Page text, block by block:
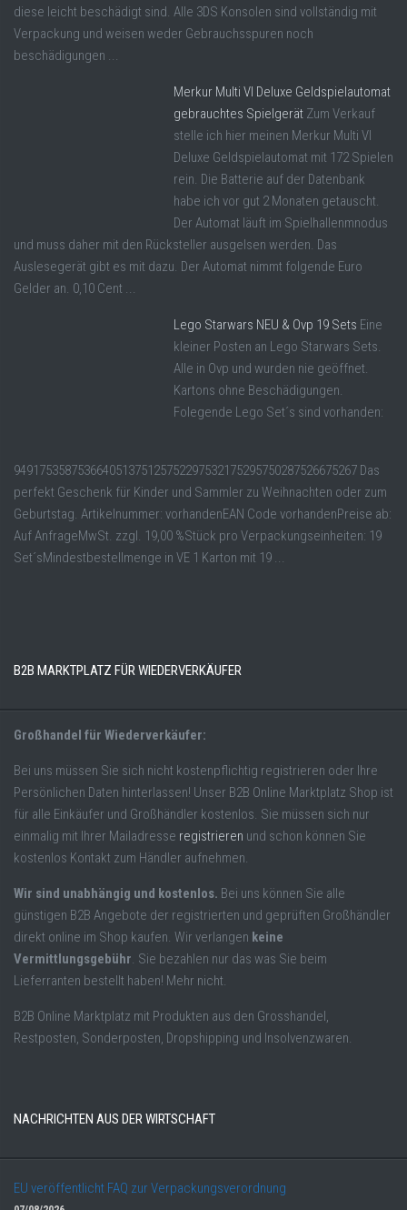
diese leicht beschädigt sind. Alle 3DS Konsolen sind vollständig mit
Verpackung und weisen weder Gebrauchsspuren noch
beschädigungen ...
Merkur Multi VI Deluxe Geldspielautomat
gebrauchtes Spielgerät Zum Verkauf
stelle ich hier meinen Merkur Multi VI
Deluxe Geldspielautomat mit 172 Spielen
rein. Die Batterie auf der Datenbank
habe ich vor gut 2 Monaten getauscht.
Der Automat läuft im Spielhallenmnodus
und muss daher mit den Rücksteller ausgelsen werden. Das
Auslesegerät gibt es mit dazu. Der Automat nimmt folgende Euro
Gelder an. 0,10 Cent ...
Lego Starwars NEU & Ovp 19 Sets Eine
kleiner Posten an Lego Starwars Sets.
Alle in Ovp und wurden nie geöffnet.
Kartons ohne Beschädigungen.
Folegende Lego Set´s sind vorhanden:
949175358753664051375125752297532175295750287526675267 Das
perfekt Geschenk für Kinder und Sammler zu Weihnachten oder zum
Geburtstag. Artikelnummer: vorhandenEAN Code vorhandenPreise ab:
Auf AnfrageMwSt. zzgl. 19,00 %Stück pro Verpackungseinheiten: 19
Set´sMindestbestellmenge in VE 1 Karton mit 19 ...
B2B MARKTPLATZ FÜR WIEDERVERKÄUFER
Großhandel für Wiederverkäufer:
Bei uns müssen Sie sich nicht kostenpflichtig registrieren oder Ihre
Persönlichen Daten hinterlassen! Unser B2B Online Marktplatz Shop ist
für alle Einkäufer und Großhändler kostenlos. Sie müssen sich nur
einmalig mit Ihrer Mailadresse registrieren und schon können Sie
kostenlos Kontakt zum Händler aufnehmen.
Wir sind unabhängig und kostenlos. Bei uns können Sie alle
günstigen B2B Angebote der registrierten und geprüften Großhändler
direkt online im Shop kaufen. Wir verlangen keine
Vermittlungsgebühr. Sie bezahlen nur das was Sie beim
Lieferranten bestellt haben! Mehr nicht.
B2B Online Marktplatz mit Produkten aus den Grosshandel,
Restposten, Sonderposten, Dropshipping und Insolvenzwaren.
NACHRICHTEN AUS DER WIRTSCHAFT
EU veröffentlicht FAQ zur Verpackungsverordnung